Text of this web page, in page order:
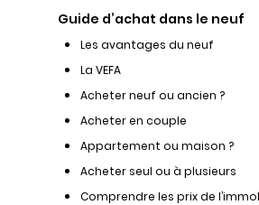
Guide d’achat dans le neuf
Les avantages du neuf
La VEFA
Acheter neuf ou ancien ?
Acheter en couple
Appartement ou maison ?
Acheter seul ou à plusieurs
Comprendre les prix de